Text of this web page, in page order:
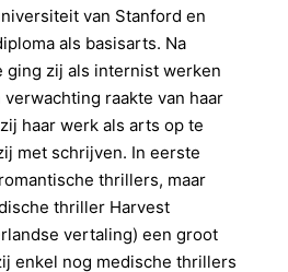
van Stanford en
als basisarts. Na
ging zij als internist werken
raakte van haar
haar werk als arts op te
met schrijven. In eerste
thrillers, maar
thriller Harvest
vertaling) een groot
enkel nog medische thrillers